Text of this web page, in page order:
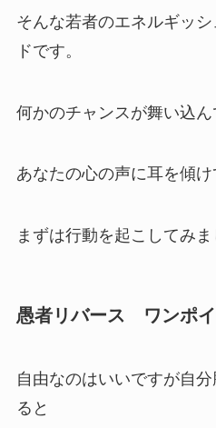
そんな若者のエネルギッ
ドです。
何かのチャンスが舞い込ん
あなたの心の声に耳を傾け
まずは行動を起こしてみま
愚者リバース ワンポ
自由なのはいいですが自
ると